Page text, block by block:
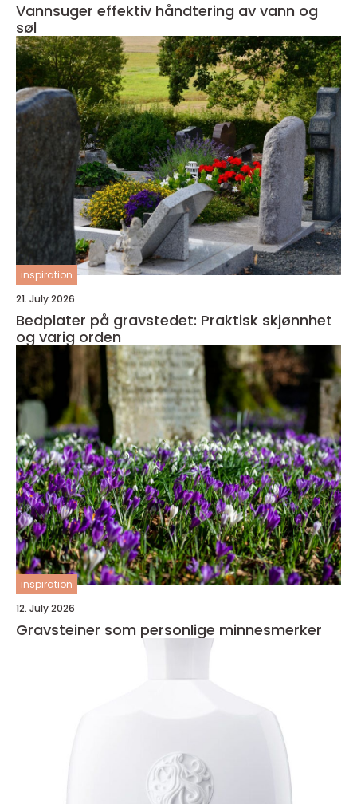
Vannsuger effektiv håndtering av vann og
søl
inspiration
21. July 2026
Bedplater på gravstedet: Praktisk skjønnhet
og varig orden
inspiration
12. July 2026
Gravsteiner som personlige minnesmerker